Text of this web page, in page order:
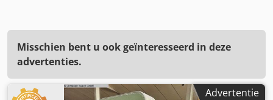
Misschien bent u ook geïnteresseerd in deze
advertenties.
Advertentie